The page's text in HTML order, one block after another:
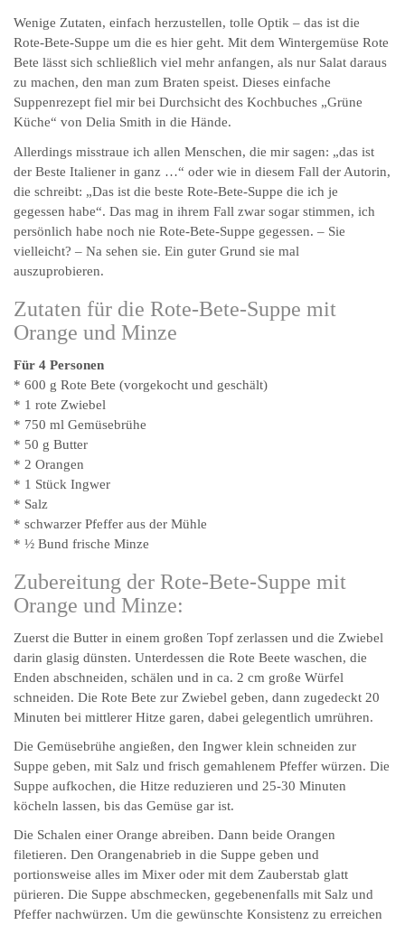
Wenige Zutaten, einfach herzustellen, tolle Optik – das ist die
Rote-Bete-Suppe um die es hier geht. Mit dem Wintergemüse Rote
Bete lässt sich schließlich viel mehr anfangen, als nur Salat daraus
zu machen, den man zum Braten speist. Dieses einfache
Suppenrezept fiel mir bei Durchsicht des Kochbuches „Grüne
Küche“ von Delia Smith in die Hände.
Allerdings misstraue ich allen Menschen, die mir sagen: „das ist
der Beste Italiener in ganz …“ oder wie in diesem Fall der Autorin,
die schreibt: „Das ist die beste Rote-Bete-Suppe die ich je
gegessen habe“. Das mag in ihrem Fall zwar sogar stimmen, ich
persönlich habe noch nie Rote-Bete-Suppe gegessen. – Sie
vielleicht? – Na sehen sie. Ein guter Grund sie mal
auszuprobieren.
Zutaten für die Rote-Bete-Suppe mit
Orange und Minze
Für 4 Personen
* 600 g Rote Bete (vorgekocht und geschält)
* 1 rote Zwiebel
* 750 ml Gemüsebrühe
* 50 g Butter
* 2 Orangen
* 1 Stück Ingwer
* Salz
* schwarzer Pfeffer aus der Mühle
* ½ Bund frische Minze
Zubereitung der Rote-Bete-Suppe mit
Orange und Minze:
Zuerst die Butter in einem großen Topf zerlassen und die Zwiebel
darin glasig dünsten. Unterdessen die Rote Beete waschen, die
Enden abschneiden, schälen und in ca. 2 cm große Würfel
schneiden. Die Rote Bete zur Zwiebel geben, dann zugedeckt 20
Minuten bei mittlerer Hitze garen, dabei gelegentlich umrühren.
Die Gemüsebrühe angießen, den Ingwer klein schneiden zur
Suppe geben, mit Salz und frisch gemahlenem Pfeffer würzen. Die
Suppe aufkochen, die Hitze reduzieren und 25-30 Minuten
köcheln lassen, bis das Gemüse gar ist.
Die Schalen einer Orange abreiben. Dann beide Orangen
filetieren. Den Orangenabrieb in die Suppe geben und
portionsweise alles im Mixer oder mit dem Zauberstab glatt
pürieren. Die Suppe abschmecken, gegebenenfalls mit Salz und
Pfeffer nachwürzen. Um die gewünschte Konsistenz zu erreichen